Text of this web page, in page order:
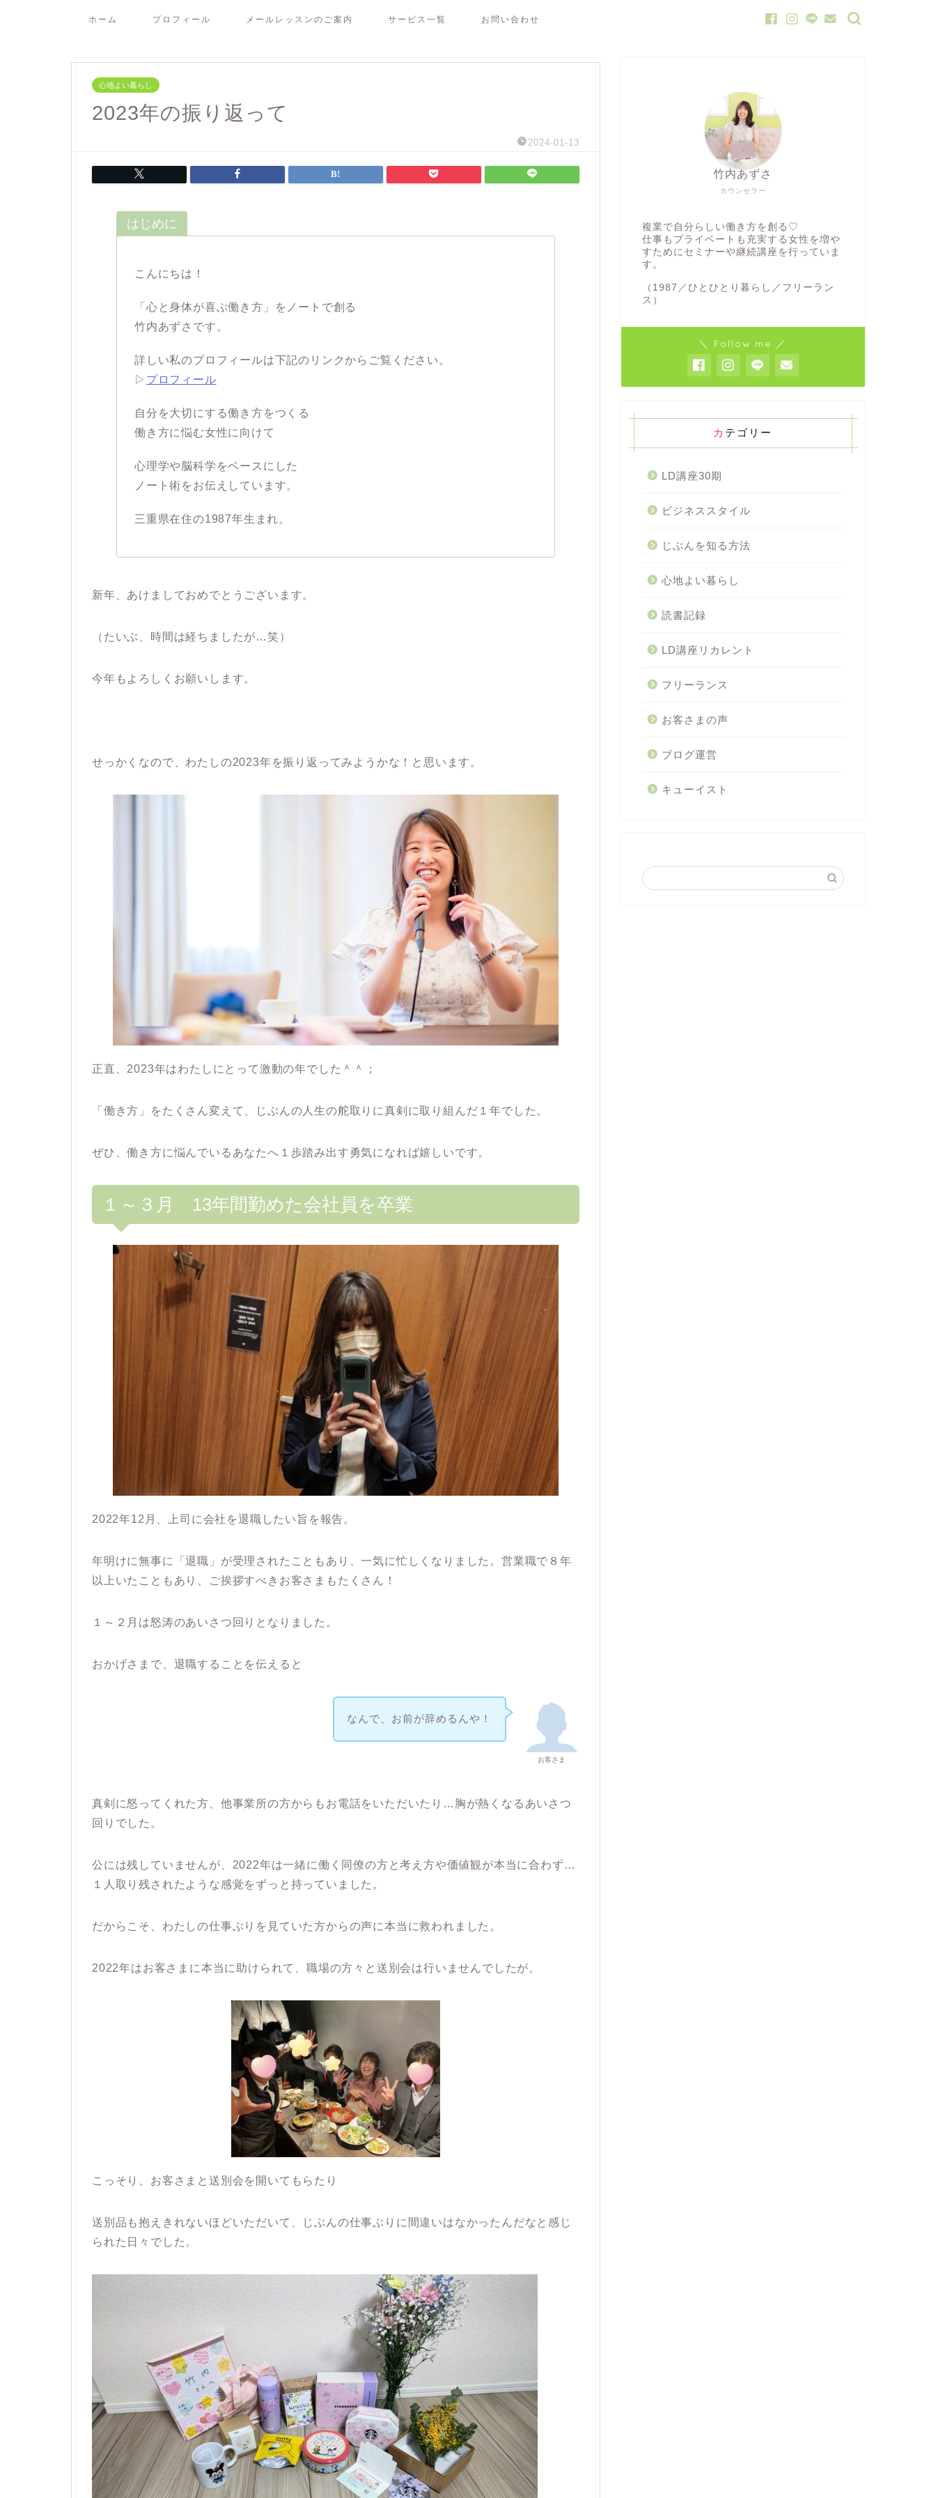
ホーム プロフィール メールレッスンのご案内 サービス一覧 お問い合わせ
心地よい暮らし
2023年の振り返って
2024-01-13
はじめに
こんにちは！
「心と身体が喜ぶ働き方」をノートで創る
竹内あずさです。
詳しい私のプロフィールは下記のリンクからご覧ください。
▷ プロフィール
自分を大切にする働き方をつくる
働き方に悩む女性に向けて
心理学や脳科学をベースにした
ノート術をお伝えしています。
三重県在住の1987年生まれ。
新年、あけましておめでとうございます。
（たいぶ、時間は経ちましたが…笑）
今年もよろしくお願いします。
せっかくなので、わたしの2023年を振り返ってみようかな！と思います。
正直、2023年はわたしにとって激動の年でした＾＾；
「働き方」をたくさん変えて、じぶんの人生の舵取りに真剣に取り組んだ１年でした。
ぜひ、働き方に悩んでいるあなたへ１歩踏み出す勇気になれば嬉しいです。
１～３月 13年間勤めた会社員を卒業
2022年12月、上司に会社を退職したい旨を報告。
年明けに無事に「退職」が受理されたこともあり、一気に忙しくなりました。営業職で８年
以上いたこともあり、ご挨拶すべきお客さまもたくさん！
１～２月は怒涛のあいさつ回りとなりました。
おかげさまで、退職することを伝えると
お客さま
なんで、お前が辞めるんや！
真剣に怒ってくれた方、他事業所の方からもお電話をいただいたり…胸が熱くなるあいさつ
回りでした。
公には残していませんが、2022年は一緒に働く同僚の方と考え方や価値観が本当に合わず…
１人取り残されたような感覚をずっと持っていました。
だからこそ、わたしの仕事ぶりを見ていた方からの声に本当に救われました。
2022年はお客さまに本当に助けられて、職場の方々と送別会は行いませんでしたが。
こっそり、お客さまと送別会を開いてもらたり
送別品も抱えきれないほどいただいて、じぶんの仕事ぶりに間違いはなかったんだなと感じ
られた日々でした。
カウンセラー
竹内あずさ
複業で自分らしい働き方を創る♡
仕事もプライベートも充実する女性を増や
すためにセミナーや継続講座を行っていま
す。
（1987／ひとひとり暮らし／フリーラン
ス）
＼ Follow me ／
カテゴリー
LD講座30期
ビジネススタイル
じぶんを知る方法
心地よい暮らし
読書記録
LD講座リカレント
フリーランス
お客さまの声
ブログ運営
キューイスト